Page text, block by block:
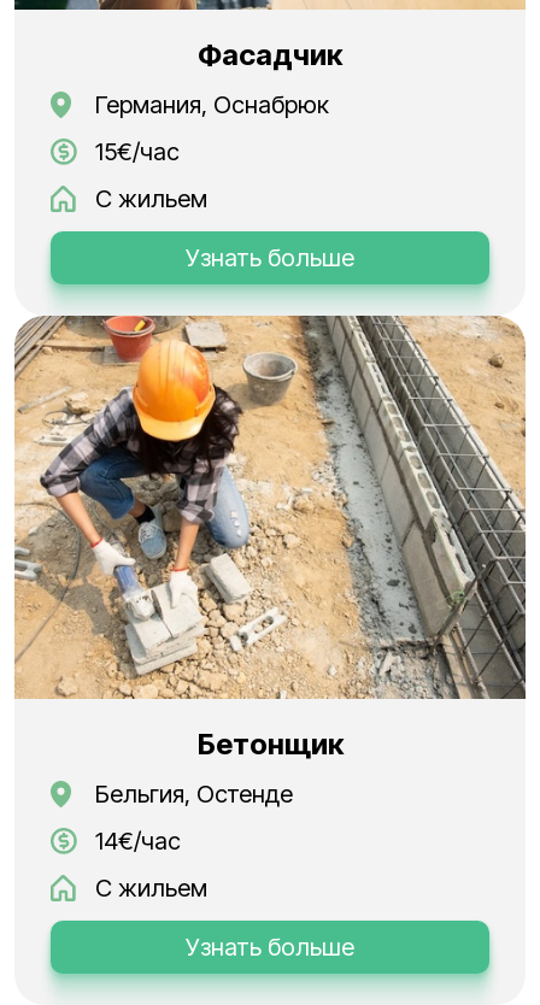
Фасадчик
Германия, Оснабрюк
15€/час
С жильем
Узнать больше
Бетонщик
Бельгия, Остенде
14€/час
С жильем
Узнать больше